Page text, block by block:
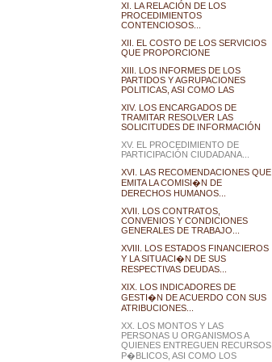
XI. LA RELACIÓN DE LOS
PROCEDIMIENTOS
CONTENCIOSOS...
XII. EL COSTO DE LOS SERVICIOS
QUE PROPORCIONE
XIII. LOS INFORMES DE LOS
PARTIDOS Y AGRUPACIONES
POLITICAS, ASI COMO LAS
XIV. LOS ENCARGADOS DE
TRAMITAR RESOLVER LAS
SOLICITUDES DE INFORMACIÓN
XV. EL PROCEDIMIENTO DE
PARTICIPACIÓN CIUDADANA...
XVI. LAS RECOMENDACIONES QUE
EMITA LA COMISI�N DE
DERECHOS HUMANOS...
XVII. LOS CONTRATOS,
CONVENIOS Y CONDICIONES
GENERALES DE TRABAJO...
XVIII. LOS ESTADOS FINANCIEROS
Y LA SITUACI�N DE SUS
RESPECTIVAS DEUDAS...
XIX. LOS INDICADORES DE
GESTI�N DE ACUERDO CON SUS
ATRIBUCIONES...
XX. LOS MONTOS Y LAS
PERSONAS U ORGANISMOS A
QUIENES ENTREGUEN RECURSOS
P�BLICOS, ASI COMO LOS